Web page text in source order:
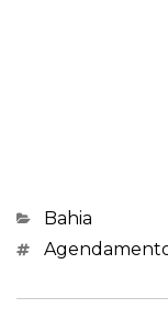
Categorias
Bahia
Marcações